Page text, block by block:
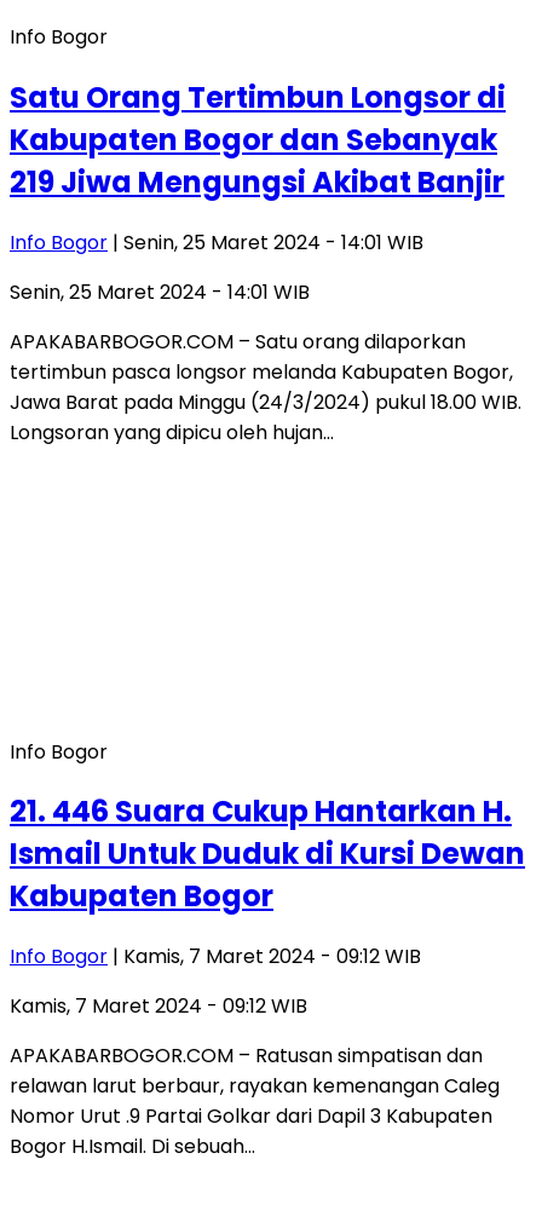
Info Bogor
Satu Orang Tertimbun Longsor di
Kabupaten Bogor dan Sebanyak
219 Jiwa Mengungsi Akibat Banjir
Info Bogor | Senin, 25 Maret 2024 - 14:01 WIB
Senin, 25 Maret 2024 - 14:01 WIB
APAKABARBOGOR.COM – Satu orang dilaporkan
tertimbun pasca longsor melanda Kabupaten Bogor,
Jawa Barat pada Minggu (24/3/2024) pukul 18.00 WIB.
Longsoran yang dipicu oleh hujan…
Info Bogor
21. 446 Suara Cukup Hantarkan H.
Ismail Untuk Duduk di Kursi Dewan
Kabupaten Bogor
Info Bogor | Kamis, 7 Maret 2024 - 09:12 WIB
Kamis, 7 Maret 2024 - 09:12 WIB
APAKABARBOGOR.COM – Ratusan simpatisan dan
relawan larut berbaur, rayakan kemenangan Caleg
Nomor Urut .9 Partai Golkar dari Dapil 3 Kabupaten
Bogor H.Ismail. Di sebuah…